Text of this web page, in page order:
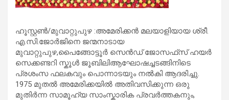
ഹൂസ്റ്റൺ/മുവാറ്റുപുഴ :അമേരിക്കൻ മലയാളിയായ ശ്രീ.
എ.സി.ജോർജിനെ ജന്മനാടായ
മുവാറ്റുപുഴ,പൈങ്ങോട്ടൂർ സെൻഡ് ജോസഫ്‌സ് ഹയർ
സെക്കണ്ടറി സ്കൂൾ ജൂബിലിആഘോഷച്ചടങ്ങിനിടെ
പ്രശംസ ഫലകവും പൊന്നാടയും നൽകി ആദരിച്ചു.
1975 മുതൽ അമേരിക്കയിൽ അതിവസിക്കുന്ന ഒരു
മുതിർന്ന സാമൂഹ്യ സാംസ്കാരിക പ്രവർത്തകനും,